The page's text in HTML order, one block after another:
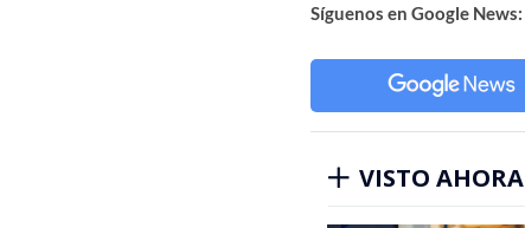
Síguenos en Google News:
VISTO AHORA